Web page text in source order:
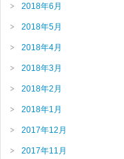
2018年6月
2018年5月
2018年4月
2018年3月
2018年2月
2018年1月
2017年12月
2017年11月